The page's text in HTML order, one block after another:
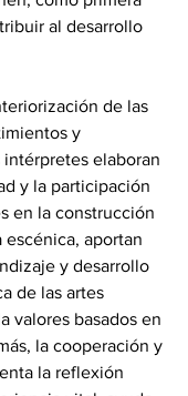
al desarrollo
de las
y
elaboran
y la participación
en la construcción
aportan
y desarrollo
de las artes
valores basados en
la cooperación y
la reflexión